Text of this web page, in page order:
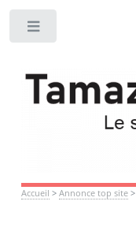
Accueil > Annonce top site>